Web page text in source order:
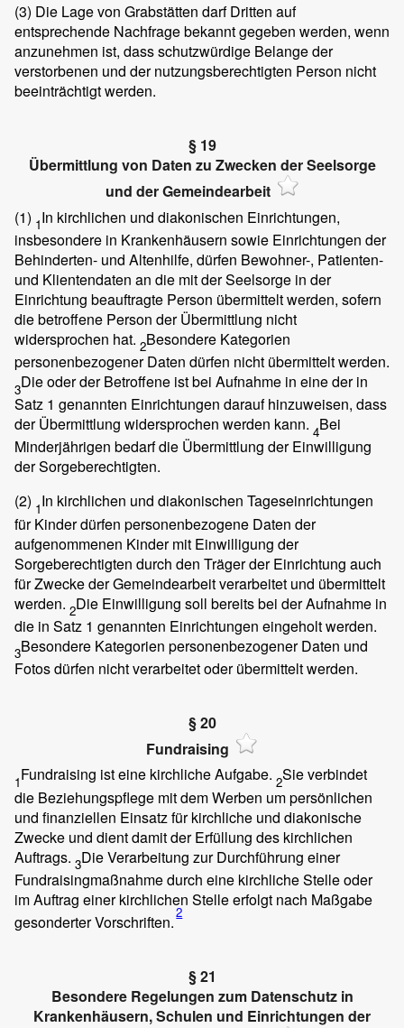
(3) Die Lage von Grabstätten darf Dritten auf
entsprechende Nachfrage bekannt gegeben werden, wenn
anzunehmen ist, dass schutzwürdige Belange der
verstorbenen und der nutzungsberechtigten Person nicht
beeinträchtigt werden.
§ 19
Übermittlung von Daten zu Zwecken der Seelsorge
und der Gemeindearbeit
(1) 1In kirchlichen und diakonischen Einrichtungen,
insbesondere in Krankenhäusern sowie Einrichtungen der
Behinderten- und Altenhilfe, dürfen Bewohner-, Patienten-
und Klientendaten an die mit der Seelsorge in der
Einrichtung beauftragte Person übermittelt werden, sofern
die betroffene Person der Übermittlung nicht
widersprochen hat. 2Besondere Kategorien
personenbezogener Daten dürfen nicht übermittelt werden.
3Die oder der Betroffene ist bei Aufnahme in eine der in
Satz 1 genannten Einrichtungen darauf hinzuweisen, dass
der Übermittlung widersprochen werden kann. 4Bei
Minderjährigen bedarf die Übermittlung der Einwilligung
der Sorgeberechtigten.
(2) 1In kirchlichen und diakonischen Tageseinrichtungen
für Kinder dürfen personenbezogene Daten der
aufgenommenen Kinder mit Einwilligung der
Sorgeberechtigten durch den Träger der Einrichtung auch
für Zwecke der Gemeindearbeit verarbeitet und übermittelt
werden. 2Die Einwilligung soll bereits bei der Aufnahme in
die in Satz 1 genannten Einrichtungen eingeholt werden.
3Besondere Kategorien personenbezogener Daten und
Fotos dürfen nicht verarbeitet oder übermittelt werden.
§ 20
Fundraising
1Fundraising ist eine kirchliche Aufgabe. 2Sie verbindet
die Beziehungspflege mit dem Werben um persönlichen
und finanziellen Einsatz für kirchliche und diakonische
Zwecke und dient damit der Erfüllung des kirchlichen
Auftrags. 3Die Verarbeitung zur Durchführung einer
Fundraisingmaßnahme durch eine kirchliche Stelle oder
im Auftrag einer kirchlichen Stelle erfolgt nach Maßgabe
gesonderter Vorschriften.2
§ 21
Besondere Regelungen zum Datenschutz in
Krankenhäusern, Schulen und Einrichtungen der